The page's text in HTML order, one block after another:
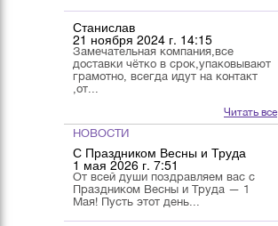
Станислав
21 ноября 2024 г. 14:15
Замечательная компания,все
доставки чётко в срок,упаковывают
грамотно, всегда идут на контакт
,от...
Читать все
НОВОСТИ
С Праздником Весны и Труда
1 мая 2026 г. 7:51
От всей души поздравляем вас с
Праздником Весны и Труда — 1
Мая! Пусть этот день...